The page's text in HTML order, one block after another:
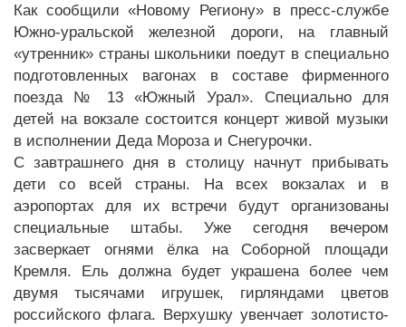
Как сообщили «Новому Региону» в пресс-службе
Южно-уральской железной дороги, на главный
«утренник» страны школьники поедут в специально
подготовленных вагонах в составе фирменного
поезда № 13 «Южный Урал». Специально для
детей на вокзале состоится концерт живой музыки
в исполнении Деда Мороза и Снегурочки.
С завтрашнего дня в столицу начнут прибывать
дети со всей страны. На всех вокзалах и в
аэропортах для их встречи будут организованы
специальные штабы. Уже сегодня вечером
засверкает огнями ёлка на Соборной площади
Кремля. Ель должна будет украшена более чем
двумя тысячами игрушек, гирляндами цветов
российского флага. Верхушку увенчает золотисто-